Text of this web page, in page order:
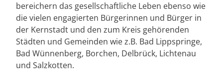
bereichern das gesellschaftliche Leben ebenso wie
die vielen engagierten Bürgerinnen und Bürger in
der Kernstadt und den zum Kreis gehörenden
Städten und Gemeinden wie z.B. Bad Lippspringe,
Bad Wünnenberg, Borchen, Delbrück, Lichtenau
und Salzkotten.